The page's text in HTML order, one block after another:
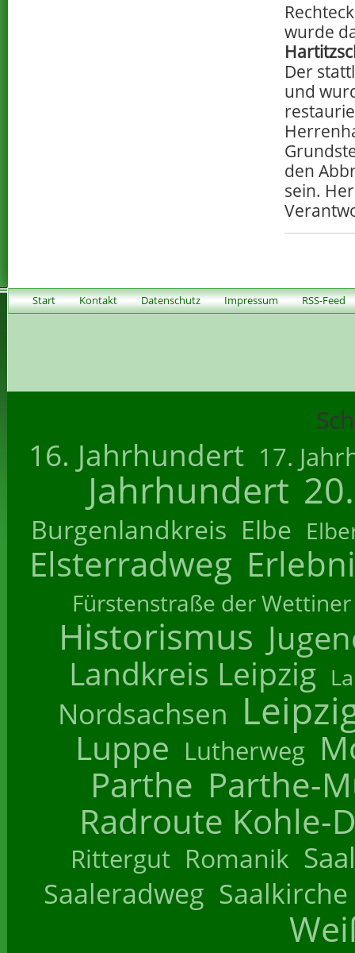
wurde
Der
und
den
sein.
Start Kontakt Datenschutz Impressum RSS-Feed
16. Jahrhundert 17.
Jahrhundert
Burgenlandkreis Elbe
Elsterradweg
Fürstenstraße der Wettiner
Historismus
Landkreis Leipzig
Nordsachsen
Luppe Lutherweg
Parthe Parthe-
Radroute Kohle-
Rittergut Romanik
Saaleradweg Saalkirche